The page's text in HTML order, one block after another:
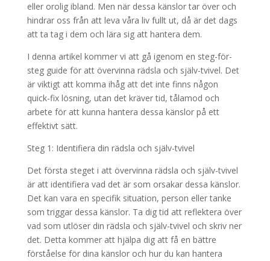
eller orolig ibland. Men när dessa känslor tar över och
hindrar oss från att leva våra liv fullt ut, då är det dags
att ta tag i dem och lära sig att hantera dem.
I denna artikel kommer vi att gå igenom en steg-för-
steg guide för att övervinna rädsla och själv-tvivel. Det
är viktigt att komma ihåg att det inte finns någon
quick-fix lösning, utan det kräver tid, tålamod och
arbete för att kunna hantera dessa känslor på ett
effektivt sätt.
Steg 1: Identifiera din rädsla och själv-tvivel
Det första steget i att övervinna rädsla och själv-tvivel
är att identifiera vad det är som orsakar dessa känslor.
Det kan vara en specifik situation, person eller tanke
som triggar dessa känslor. Ta dig tid att reflektera över
vad som utlöser din rädsla och själv-tvivel och skriv ner
det. Detta kommer att hjälpa dig att få en bättre
förståelse för dina känslor och hur du kan hantera